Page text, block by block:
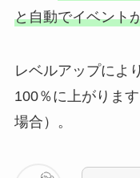
と自動でイベント
レベルアップにより
100％に上がります
場合）。